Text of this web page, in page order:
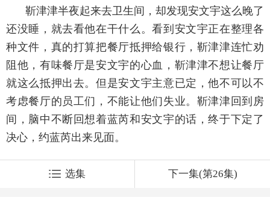
靳津津半夜起来去卫生间，却发现安文宇这么晚了
还没睡，就去看他在干什么。看到安文宇正在整理各
种文件，真的打算把餐厅抵押给银行，靳津津连忙劝
阻他，有味餐厅是安文宇的心血，靳津津不想让餐厅
就这么抵押出去。但是安文宇主意已定，他不可以不
考虑餐厅的员工们，不能让他们失业。靳津津回到房
间，脑中不断回想着蓝芮和安文宇的话，终于下定了
决心，约蓝芮出来见面。
选集 下一集(第26集)